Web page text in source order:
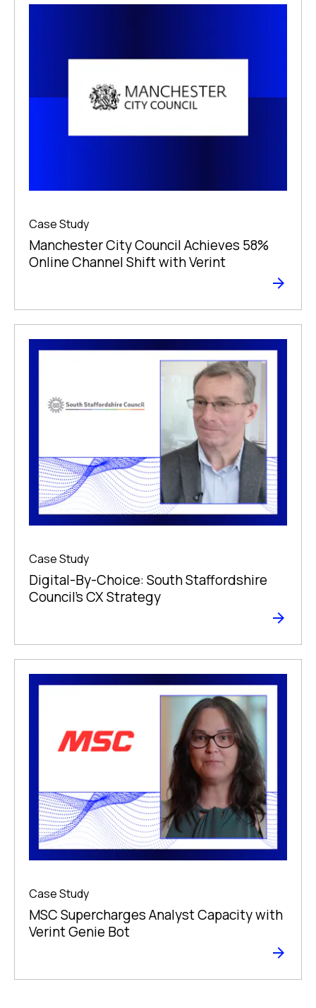
Case Study
Manchester City Council Achieves 58%
Online Channel Shift with Verint
Case Study
Digital-By-Choice: South Staffordshire
Council’s CX Strategy
Case Study
MSC Supercharges Analyst Capacity with
Verint Genie Bot